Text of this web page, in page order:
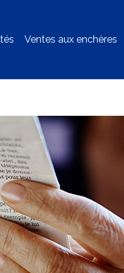
Ventes aux enchères